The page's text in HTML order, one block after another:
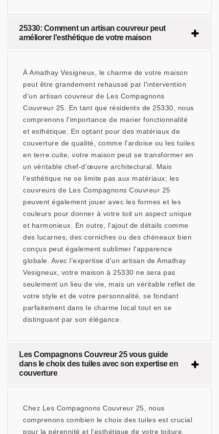
25330: Comment un artisan couvreur peut
améliorer l'esthétique de votre maison
À Amathay Vesigneux, le charme de votre maison
peut être grandement rehaussé par l'intervention
d'un artisan couvreur de Les Compagnons
Couvreur 25. En tant que résidents de 25330, nous
comprenons l'importance de marier fonctionnalité
et esthétique. En optant pour des matériaux de
couverture de qualité, comme l'ardoise ou les tuiles
en terre cuite, votre maison peut se transformer en
un véritable chef-d'œuvre architectural. Mais
l'esthétique ne se limite pas aux matériaux; les
couvreurs de Les Compagnons Couvreur 25
peuvent également jouer avec les formes et les
couleurs pour donner à votre toit un aspect unique
et harmonieux. En outre, l'ajout de détails comme
des lucarnes, des corniches ou des chéneaux bien
conçus peut également sublimer l'apparence
globale. Avec l'expertise d'un artisan de Amathay
Vesigneux, votre maison à 25330 ne sera pas
seulement un lieu de vie, mais un véritable reflet de
votre style et de votre personnalité, se fondant
parfaitement dans le charme local tout en se
distinguant par son élégance.
Les Compagnons Couvreur 25 vous guide
dans le choix des tuiles avec son expertise en
couverture
Chez Les Compagnons Couvreur 25, nous
comprenons combien le choix des tuiles est crucial
pour la pérennité et l'esthétique de votre toiture.